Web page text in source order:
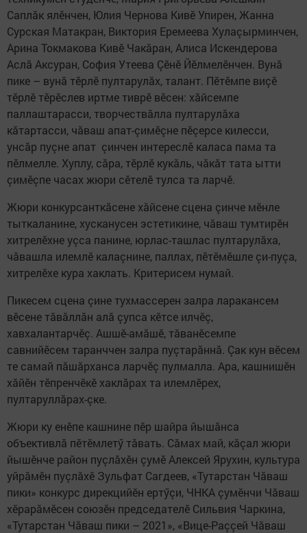
Саплăк ялӗнчен, Юлия Чернова Кивӗ Упирен, Жанна
Сурская Матакран, Виктория Еремеева Хулаçырминчен,
Арина Токмакова Кивӗ Чакăран, Алиса Искендерова
Аслă Аксуран, София Утеева Çӗнӗ Йӗлмелӗнчен. Вунă
пике – вунă тӗрлӗ пултарулăх, талант. Пӗтӗмпе виçӗ
тӗрлӗ тӗрӗслев иртме тиврӗ вӗсен: хăйсемпе
паллаштарасси, творчествăлла пултарулăха
кăтартасси, чăваш апат-çимӗçне пӗçерсе килесси,
унсăр пуçне апат çинчен интереслӗ каласа пама та
пӗлмелле. Хуплу, сăра, тӗрлӗ кукăль, чăкăт тата ытти
çимӗçпе часах жюри сӗтелӗ тулса та ларчӗ.
Жюри конкурсанткăсене хăйсене сцена çинче мӗнле
тыткаланине, хусканусен эстетикине, чăваш тумтирӗн
хитрелӗхне уçса панине, юрлас-ташлас пултарулăха,
чăвашла илемлӗ калаçнине, паллах, пӗтӗмӗшле çи-пуçа,
хитрелӗхе кура хаклать. Критерисем нумай.
Пикесем сцена çине тухмассерен залра ларакансем
вӗсене тăвăллăн алă çупса кӗтсе илчӗç,
хавхалантарчӗç. Ашшӗ-амăшӗ, тăванӗсемпе
савнийӗсем таранччен залра пуçтарăннă. Çак кун вӗсем
те самай пăшăрханса ларчӗç пулмалла. Ара, кашнишӗн
хăйӗн тӗпренчӗкӗ хаклăрах та илемлӗрех,
пултаруллăрах-çке.
Жюри ку енӗпе кашнине пӗр шайра йышăнса
объективлă пӗтӗмлетӳ тăвать. Сăмах май, кăçал жюри
йышӗнче район пуçлăхӗн çумӗ Алексей Ярухин, культура
уйрăмӗн пуçлăхӗ Зульфат Сагдеев, «Тутарстан Чăваш
пики» конкурс дирекцийӗн ертӳçи, ЧНКА çумӗнчи Чăваш
хӗрарăмӗсен союзӗн председателӗ Сильвия Чаркина,
«Тутарстан Чăваш пики – 2021», «Вице-Раççей Чăваш